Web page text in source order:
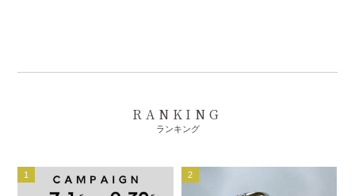
RANKING
ランキング